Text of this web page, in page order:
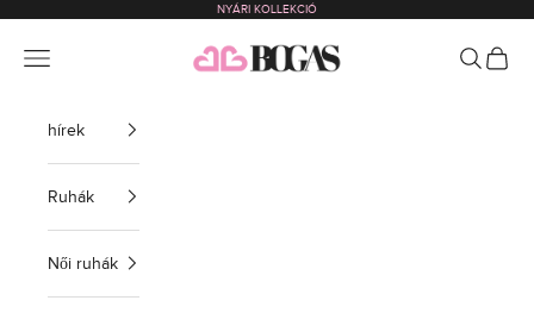
NYÁRI KOLLEKCIÓ
bogas com international
Menü Keressen
hírek
Ruhák
Női ruhák